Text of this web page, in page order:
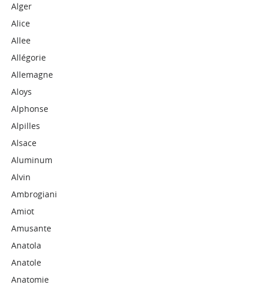
Alger
Alice
Allee
Allégorie
Allemagne
Aloys
Alphonse
Alpilles
Alsace
Aluminum
Alvin
Ambrogiani
Amiot
Amusante
Anatola
Anatole
Anatomie